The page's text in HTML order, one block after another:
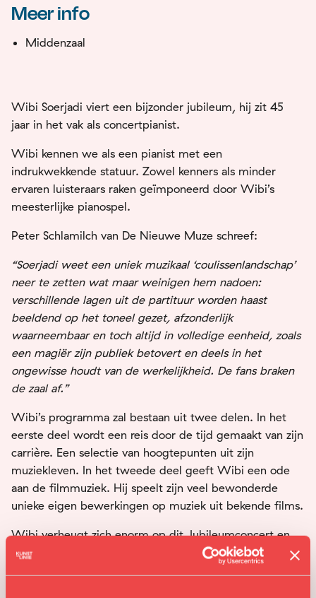
Meer info
Middenzaal
Wibi Soerjadi viert een bijzonder jubileum, hij zit 45
jaar in het vak als concertpianist.
Wibi kennen we als een pianist met een
indrukwekkende statuur. Zowel kenners als minder
ervaren luisteraars raken geïmponeerd door Wibi’s
meesterlijke pianospel.
Peter Schlamilch van De Nieuwe Muze schreef:
“Soerjadi weet een uniek muzikaal ‘coulissenlandschap’
neer te zetten wat maar weinigen hem nadoen:
verschillende lagen uit de partituur worden haast
beeldend op het toneel gezet, afzonderlijk
waarneembaar en toch altijd in volledige eenheid, zoals
een magiër zijn publiek betovert en deels in het
ongewisse houdt van de werkelijkheid. De fans braken
de zaal af.”
Wibi’s programma zal bestaan uit twee delen. In het
eerste deel wordt een reis door de tijd gemaakt van zijn
carrière. Een selectie van hoogtepunten uit zijn
muziekleven. In het tweede deel geeft Wibi een ode
aan de filmmuziek. Hij speelt zijn veel bewonderde
unieke eigen bewerkingen op muziek uit bekende films.
Wibi verheugt zich enorm op dit Jubileumconcert en
na afloop is er de mogelijkheid voor een persoonlijke